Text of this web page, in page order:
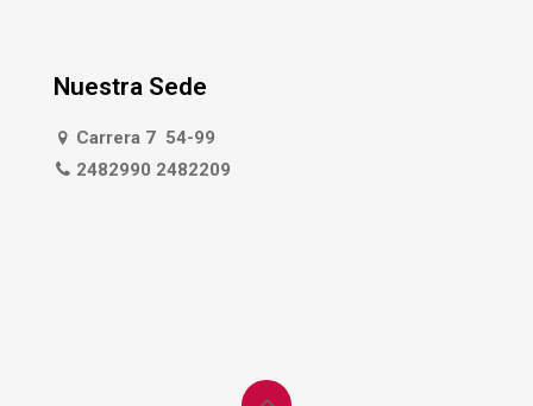
Nuestra Sede
Carrera 7 54-99
2482990 2482209